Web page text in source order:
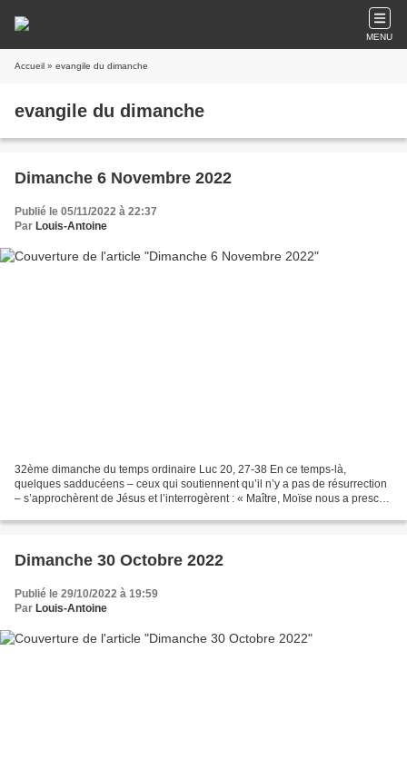
MENU
Accueil » evangile du dimanche
evangile du dimanche
Dimanche 6 Novembre 2022
Publié le 05/11/2022 à 22:37
Par Louis-Antoine
32ème dimanche du temps ordinaire Luc 20, 27-38 En ce temps-là,
quelques sadducéens – ceux qui soutiennent qu’il n’y a pas de résurrection
– s’approchèrent de Jésus et l’interrogèrent : « Maître, Moïse nous a prescrit
Dimanche 30 Octobre 2022
Publié le 29/10/2022 à 19:59
Par Louis-Antoine